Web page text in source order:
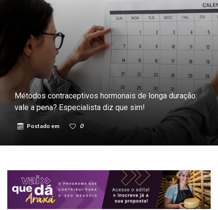
Métodos contraceptivos hormonais de longa duração:
vale a pena? Especialista diz que sim!
Postado em 0